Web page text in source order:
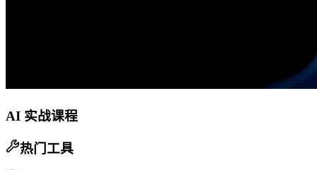
AI 实战课程
热门工具